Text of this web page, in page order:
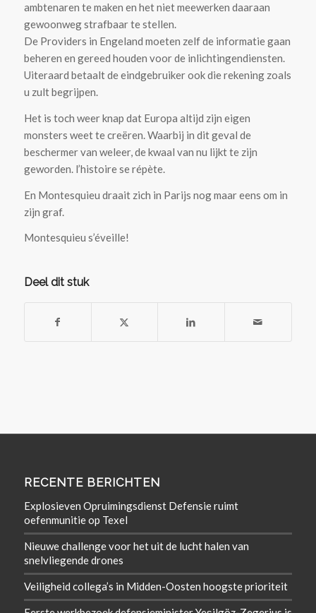
ambtenaren te maken en het niet meewerken daaraan
gewoonweg strafbaar te stellen.
De Providers in Engeland moeten zelf de informatie gaan
beheren en gereed houden voor de inlichtingendiensten.
Uiteraard betaalt de eindgebruiker ook die rekening zoals
u zult begrijpen.
Het is toch weer knap dat Europa altijd zijn eigen
monsters weet te creëren. Waarbij in dit geval de
beschermer van weleer, de kwaal van nu lijkt te zijn
geworden. l’histoire se répète.
En Montesquieu draait zich in Parijs nog maar eens om in
zijn graf.
Montesquieu s’éveille!
Deel dit stuk
RECENTE BERICHTEN
Explosieven Opruimingsdienst Defensie ruimt
oefenmunitie op Texel
Nieuwe challenge voor het uit de lucht halen van
snelvliegende drones
Veiligheid collega’s in Midden-Oosten hoogste prioriteit